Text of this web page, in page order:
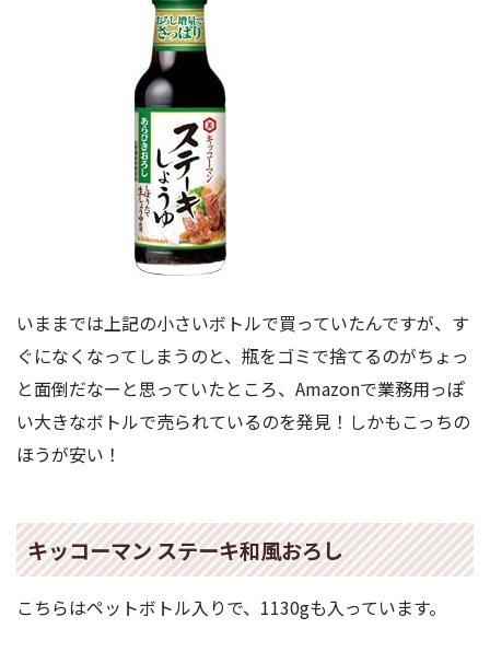
いままでは上記の小さいボトルで買っていたんですが、す
ぐになくなってしまうのと、瓶をゴミで捨てるのがちょっ
と面倒だなーと思っていたところ、Amazonで業務用っぽ
い大きなボトルで売られているのを発見！しかもこっちの
ほうが安い！
キッコーマン ステーキ和風おろし
こちらはペットボトル入りで、1130gも入っています。